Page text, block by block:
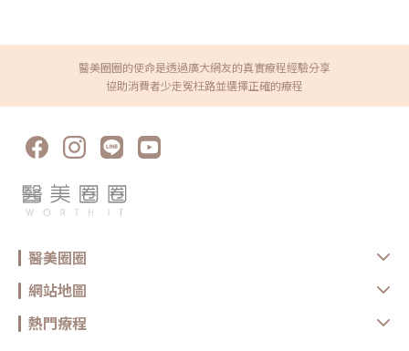
醫美圈圈的使命是透過廣大網友的真實療程經驗分享
協助消費者少走冤枉路並選擇正確的療程
醫美圈圈
網站地圖
熱門療程